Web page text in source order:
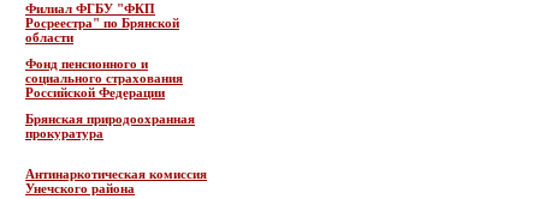
Филиал ФГБУ "ФКП
Росреестра" по Брянской
области
Фонд пенсионного и
социального страхования
Российской Федерации
Брянская природоохранная
прокуратура
Антинаркотическая комиссия
Унечского района